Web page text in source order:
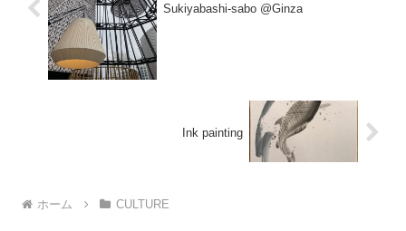
Sukiyabashi-sabo @Ginza
Ink painting
ホーム CULTURE